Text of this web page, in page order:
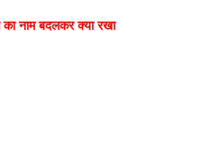
नाम बदलकर क्या रखा